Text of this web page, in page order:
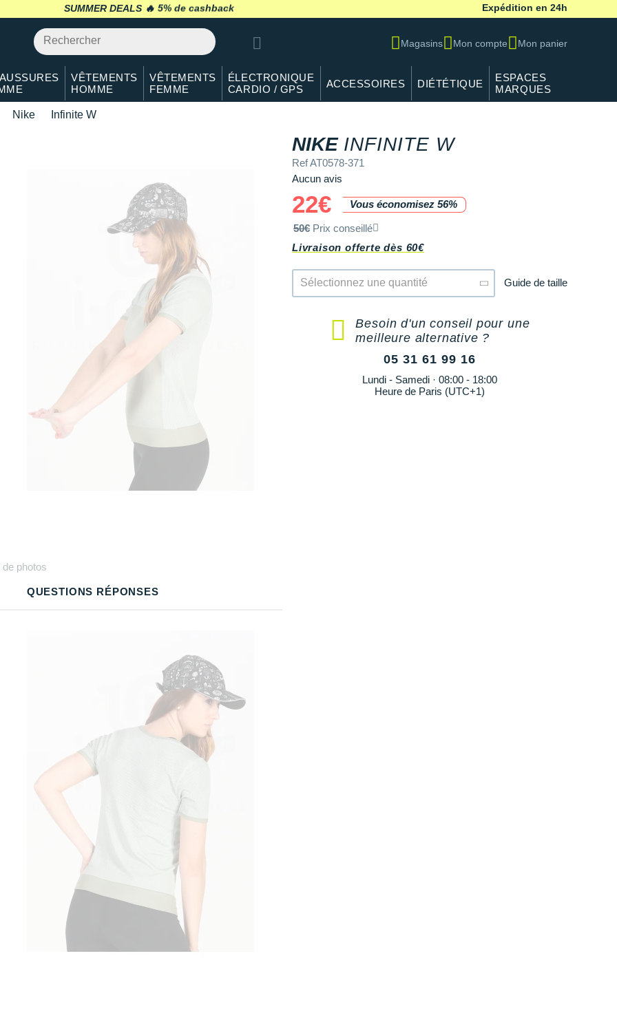
SUMMER DEALS 🔥 retour 30 jours* Expédition en 24h
Magasins Mon compte Mon panier
VÊTEMENTS
HOMME
VÊTEMENTS
FEMME
ÉLECTRONIQUE
CARDIO / GPS
ACCESSOIRES DIÉTÉTIQUE
ESPACES
MARQUES
Nike Infinite W
NIKE INFINITE WREF AT0578-371
Ref AT0578-371
Aucun avis
22€ Vous économisez 56%
50€ Prix conseillé
Livraison offerte dès 60€
Sélectionnez une quantité Guide de taille
Besoin d'un conseil pour une
meilleure alternative ?
05 31 61 99 16
Lundi - Samedi · 08:00 - 18:00
Heure de Paris (UTC+1)
Plus
de photos
QUESTIONS RÉPONSES